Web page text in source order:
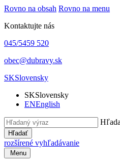
Rovno na obsah Rovno na menu
Kontaktujte nás
045/5459 520
obec@dubravy.sk
SKSlovensky
SKSlovensky
ENEnglish
Hľadať
rozšírené vyhľadávanie
Menu